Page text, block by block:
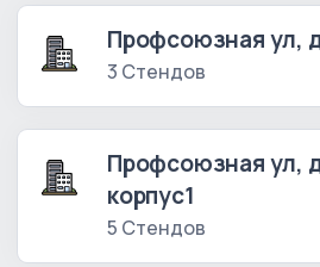
Профсоюзная ул,
3 Стендов
Профсоюзная ул,
корпус1
5 Стендов